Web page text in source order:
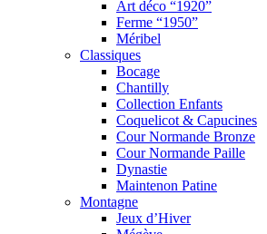
Art déco “1920”
Ferme “1950”
Méribel
Classiques
Bocage
Chantilly
Collection Enfants
Coquelicot & Capucines
Cour Normande Bronze
Cour Normande Paille
Dynastie
Maintenon Patine
Montagne
Jeux d’Hiver